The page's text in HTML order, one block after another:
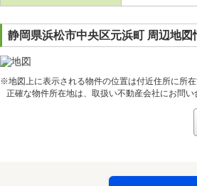
静岡県浜松市中央区元浜町 周辺地図
※地図上に表示される物件の位置は付近住所に所
正確な物件所在地は、取扱い不動産会社にお問い